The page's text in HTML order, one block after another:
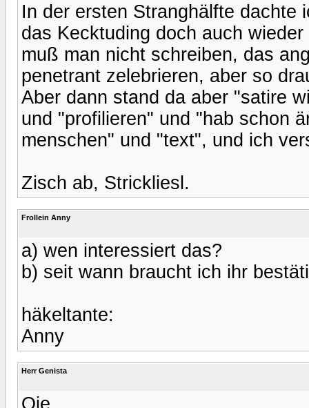
In der ersten Stranghälfte dachte
das Kecktuding doch auch
muß man nicht schreiben, das
penetrant zelebrieren, aber so
Aber dann stand da aber "satire
und "profilieren" und "hab schon
menschen" und "text", und ich
Zisch ab, Strickliesl.
Frollein Anny
a) wen interessiert das?
b) seit wann braucht ich ihr
häkeltante:
Anny
Herr Genista
Oje.